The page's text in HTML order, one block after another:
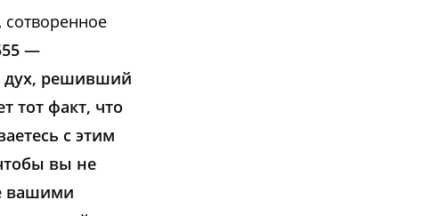
сотворенное
—
дух, решивший
тот факт, что
с этим
вы не
вашими